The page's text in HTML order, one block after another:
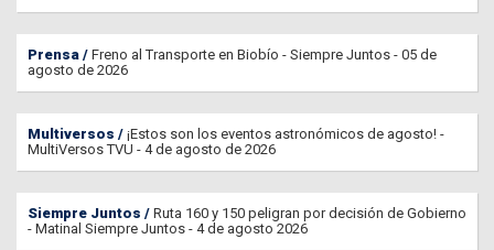
Prensa
Freno al Transporte en Biobío - Siempre Juntos - 05 de
agosto de 2026
Multiversos
¡Estos son los eventos astronómicos de agosto! -
MultiVersos TVU - 4 de agosto de 2026
Siempre Juntos
Ruta 160 y 150 peligran por decisión de Gobierno
- Matinal Siempre Juntos - 4 de agosto 2026